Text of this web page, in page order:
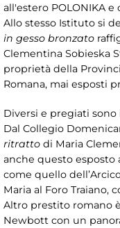
all'estero POLONIKA e
Allo stesso Istituto si
in gesso bronzato
Clementina Sobieska
proprietà della
Romana, mai esposti
Diversi e pregiati
Dal Collegio
ritratto di Maria
anche questo esposto
come quello
Maria al Foro Traiano,
Altro prestito romano
Newbott con un